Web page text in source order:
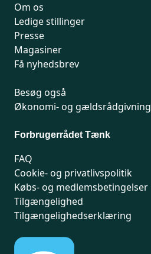
Om os
Ledige stillinger
Presse
Magasiner
Få nyhedsbrev
Besøg også
Økonomi- og gældsrådgivning
Forbrugerrådet Tænk
FAQ
Cookie- og privatlivspolitik
Købs- og medlemsbetingelser
Tilgængelighed
Tilgængelighedserklæring